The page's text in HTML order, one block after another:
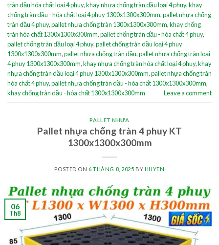
tràn dầu hóa chất loại 4 phuy,khay nhựa chống tràn dầu loại 4 phuy,khay
chống tràn dầu - hóa chất loại 4 phuy 1300x1300x300mm,pallet nhựa chống
tràn dầu 4 phuy,pallet nhựa chống tràn 1300x1300x300mm,khay chống
tràn hóa chất 1300x1300x300mm,pallet chống tràn dầu - hóa chất 4 phuy,
pallet chống tràn dầu loại 4 phuy,pallet chống tràn dầu loại 4 phuy
1300x1300x300mm,pallet nhựa chống tràn dầu,pallet nhựa chống tràn loại
4 phuy 1300x1300x300mm,khay nhựa chống tràn hóa chất loại 4 phuy,khay
nhựa chống tràn dầu loại 4 phuy 1300x1300x300mm,pallet nhựa chống tràn
hóa chất 4 phuy,pallet nhựa chống tràn dầu - hóa chất 1300x1300x300mm,
khay chống tràn dầu - hóa chất 1300x1300x300mm
Leave a comment
PALLET NHỰA
Pallet nhựa chống tràn 4 phuy KT
1300x1300x300mm
POSTED ON 6 THÁNG 8, 2025 BY HUYEN
06
Th8